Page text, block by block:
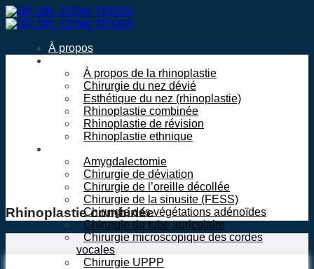
Passer
au
À propos
À propos de la rhinoplastie
Chirurgie du nez dévié
Esthétique du nez (rhinoplastie)
Rhinoplastie combinée
Rhinoplastie de révision
Rhinoplastie ethnique
Amygdalectomie
Chirurgie de déviation
Chirurgie de l’oreille décollée
Chirurgie de la sinusite (FESS)
Chirurgie des végétations adénoïdes
Chirurgie du tube auriculaire
Chirurgie microscopique des cordes
vocales
Chirurgie UPPP
Rhinoplastie combinée